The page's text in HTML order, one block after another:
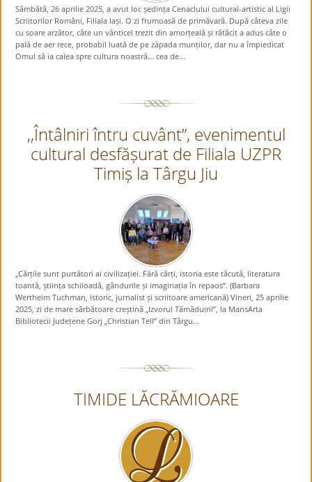
Sâmbătă, 26 aprilie 2025, a avut loc ședința Cenaclului cultural-artistic al Ligii
Scriitorilor Români, Filiala Iași. O zi frumoasă de primăvară. După câteva zile
cu soare arzător, câte un vânticel trezit din amorțeală și rătăcit a adus câte o
pală de aer rece, probabil luată de pe zăpada munților, dar nu a împiedicat
Omul să ia calea spre cultura noastră… cea de...
,,Întâlniri întru cuvânt”, evenimentul
cultural desfășurat de Filiala UZPR
Timiș la Târgu Jiu
„Cărțile sunt purtători ai civilizației. Fără cărți, istoria este tăcută, literatura
toantă, știința schiloadă, gândurile și imaginația în repaos”. (Barbara
Wertheim Tuchman, istoric, jurnalist și scriitoare americană) Vineri, 25 aprilie
2025, zi de mare sărbătoare creștină „Izvorul Tămăduirii”, la MansArta
Bibliotecii Județene Gorj „Christian Tell” din Târgu...
TIMIDE LĂCRĂMIOARE